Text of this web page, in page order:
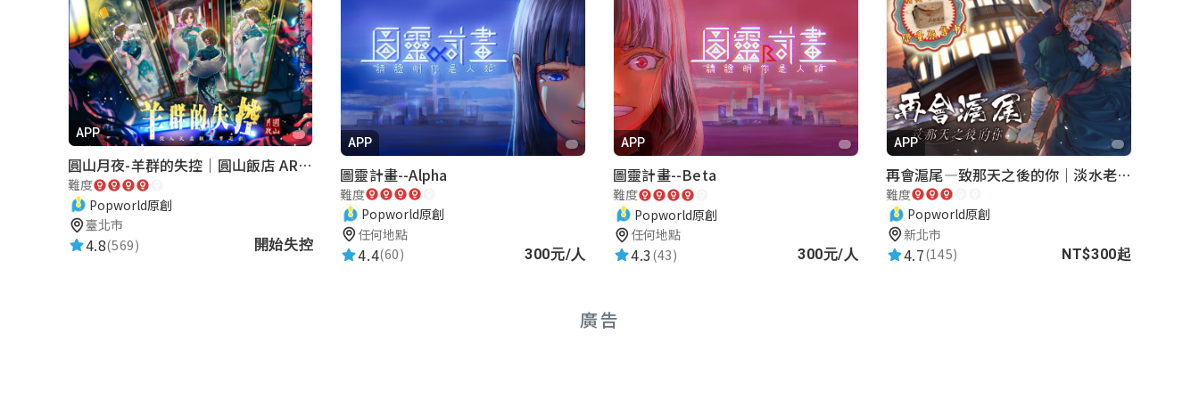
APP
圓山月夜-羊群的失控｜圓山飯店 ARG實境解謎遊戲
難度
Popworld原創
臺北市
4.8(569) 開始失控
APP
圖靈計畫--Alpha
難度
Popworld原創
任何地點
4.4(60) 300元/人
APP
圖靈計畫--Beta
難度
Popworld原創
任何地點
4.3(43) 300元/人
APP
再會滬尾—致那天之後的你｜淡水老街實境遊戲｜實體遊戲盒
難度
Popworld原創
新北市
4.7(145) NT$300起
廣告